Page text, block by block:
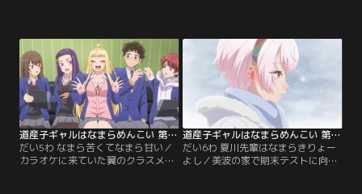
か迷惑そうに横目で見ていた。仲良
くなりたい美波に反して素知らぬ顔
の沙友理。クラスメイトと上手く距
離を縮められない美波の姿に驚く翼
だった。その後、一緒に練習してい
た翼と沙友理は…。【提供：バンダ
イチャンネル】
った翼は、親子揃ってギャル、そし
てイジり体質を持つ冬木家の血筋を
感じながら登校する。スキー授業の
一件で打ち解けた翼と沙友理はゲー
ムの師弟関係になっていた。【提
供：バンダイチャンネル】
道産子ギャルはなまらめんこい 第05話
だい5わ なまら苦くてなまら甘い／
カラオケに来ていた翼のクラスメイ
ト達は近づいてきたバレンタインデ
道産子ギャルはなまらめんこい 第06話
だい6わ 夏川先輩はなまらきりょー
よし／美波の家で期末テストに向け